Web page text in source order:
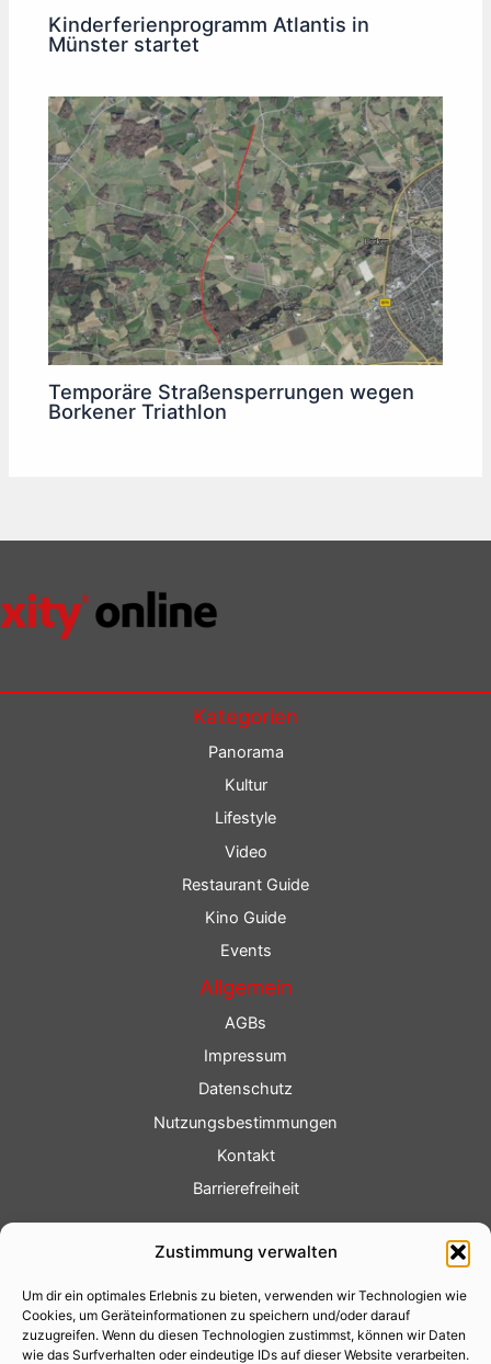
Zustimmung verwalten
Um dir ein optimales Erlebnis zu bieten, verwenden wir Technologien wie
Cookies, um Geräteinformationen zu speichern und/oder darauf
zuzugreifen. Wenn du diesen Technologien zustimmst, können wir Daten
wie das Surfverhalten oder eindeutige IDs auf dieser Website verarbeiten.
Kinderferienprogramm Atlantis in
Münster startet
Temporäre Straßensperrungen wegen
Borkener Triathlon
Kategorien
Panorama
Kultur
Lifestyle
Video
Restaurant Guide
Kino Guide
Events
Allgemein
AGBs
Impressum
Datenschutz
Nutzungsbestimmungen
Kontakt
Barrierefreiheit
Fotoservice
Videoservice
Werbung